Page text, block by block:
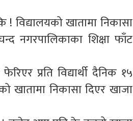
! विद्यालयको खातामा निकासा
नगरपालिकाका शिक्षा फाँट
प्रति विद्यार्थी दैनिक १५
निकासा दिएर खाजा